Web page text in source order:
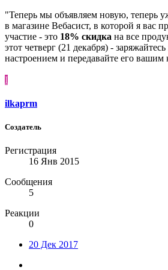
"Теперь мы объявляем новую, теперь
в магазине Вебасист, в которой я вас
участие - это 18% скидка на все
этот четверг (21 декабря) -
настроением и передавайте его вашим
I
ilkaprm
Создатель
Регистрация
16 Янв 2015
Сообщения
5
Реакции
0
20 Дек 2017